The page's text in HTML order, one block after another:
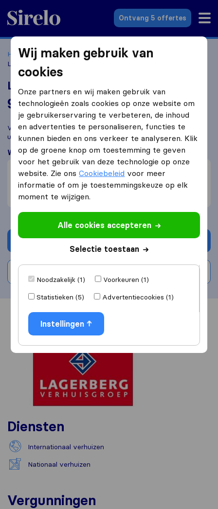
Sirelo.nl
Ontvang 5 offertes
Home Verhuisbedrijven
Verhuisbedrijven Wassenaar
Lagerberg Verhuisgroep
Lagerberg Verhuisgroep
9,7 gebaseerd op 57
Sirelo en Google reviews
i
Vergelijk Lagerberg Verhuisgroep met andereverhuisbedrijven
uit
Wassenaar
Wat klanten zeggen
Prijs (1)
Professioneel (1)
Inpakken van meubelen (1)
Vraag offerte aan
Overzicht Reviews
Diensten
Internationaal verhuizen
Nationaal verhuizen
Vergunningen
Wij maken gebruik van
cookies
Onze partners en wij maken gebruik van
technologieën zoals cookies op onze website om
je gebruikerservaring te verbeteren, de inhoud
en advertenties te personaliseren, functies te
kunnen bieden en ons verkeer te analyseren. Klik
op de groene knop om toestemming te geven
voor het gebruik van deze technologie op onze
website. Zie onsCookiebeleid voor meer
informatie of om je toestemmingskeuze op elk
moment te wijzigen.
Alle cookies accepteren
Selectie toestaan
Noodzakelijk (1)
Voorkeuren (1)
Statistieken (5)
Advertentiecookies (1)
Instellingen